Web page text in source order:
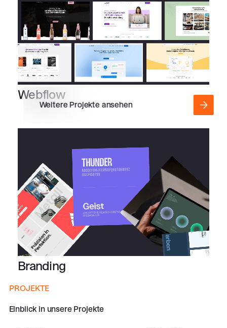
Webflow
Branding
Weitere Projekte ansehen
PROJEKTE
Einblick in unsere Projekte
Weitere Projekte